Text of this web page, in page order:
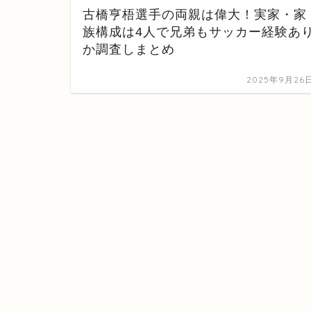
古橋亨梧選手の両親は偉大！実家・家
族構成は4人で兄弟もサッカー経験あ
か調査しまとめ
2025年9月26